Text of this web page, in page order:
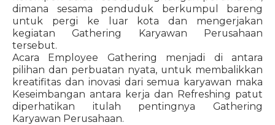
dimana sesama penduduk berkumpul bareng
untuk pergi ke luar kota dan mengerjakan
kegiatan Gathering Karyawan Perusahaan
tersebut.
Acara Employee Gathering menjadi di antara
pilihan dan perbuatan nyata, untuk membalikkan
kreatifitas dan inovasi dari semua karyawan maka
Keseimbangan antara kerja dan Refreshing patut
diperhatikan itulah pentingnya Gathering
Karyawan Perusahaan.